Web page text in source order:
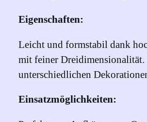
Eigenschaften:
Leicht und formstabil dank
mit feiner Dreidimensionalität.
unterschiedlichen
Einsatzmöglichkeiten: